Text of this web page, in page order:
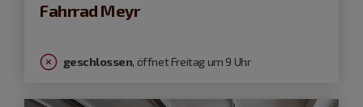
Fahrrad Meyr
geschlossen, öffnet Freitag um 9 Uhr